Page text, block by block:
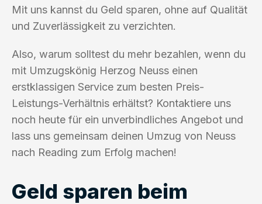
Mit uns kannst du Geld sparen, ohne auf Qualität
und Zuverlässigkeit zu verzichten.
Also, warum solltest du mehr bezahlen, wenn du
mit Umzugskönig Herzog Neuss einen
erstklassigen Service zum besten Preis-
Leistungs-Verhältnis erhältst? Kontaktiere uns
noch heute für ein unverbindliches Angebot und
lass uns gemeinsam deinen Umzug von Neuss
nach Reading zum Erfolg machen!
Geld sparen beim